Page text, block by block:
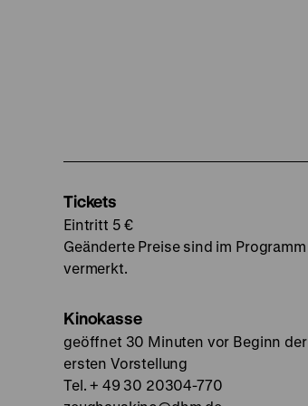
Tickets
Eintritt 5 €
Geänderte Preise sind im Programm
vermerkt.
Kinokasse
geöffnet 30 Minuten vor Beginn der
ersten Vorstellung
Tel. + 49 30 20304-770